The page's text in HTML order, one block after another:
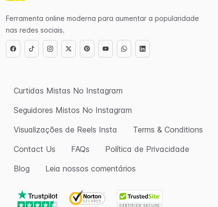
Ferramenta online moderna para aumentar a popularidade
nas redes sociais.
Curtidas Mistas No Instagram
Seguidores Mistos No Instagram
Visualizações de Reels Insta
Terms & Conditions
Contact Us
FAQs
Política de Privacidade
Blog
Leia nossos comentários